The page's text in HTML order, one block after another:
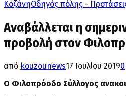
ΚοζάνηΟδηγός πόλης -
Αναβάλλεται η
προβολή στον
από kouzounews17 Ιουλίου 20190
Ο Φιλοπρόοδο Σύλλογος